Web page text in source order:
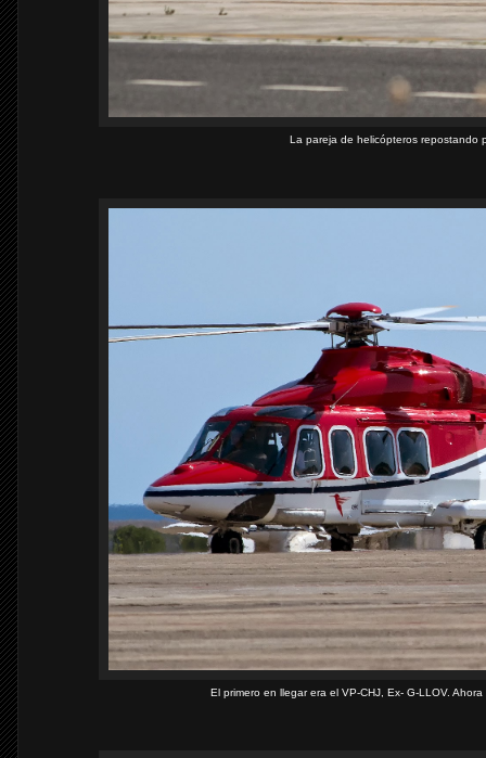
La pareja de helicópteros repostando
El primero en llegar era el VP-CHJ, Ex- G-LLOV.